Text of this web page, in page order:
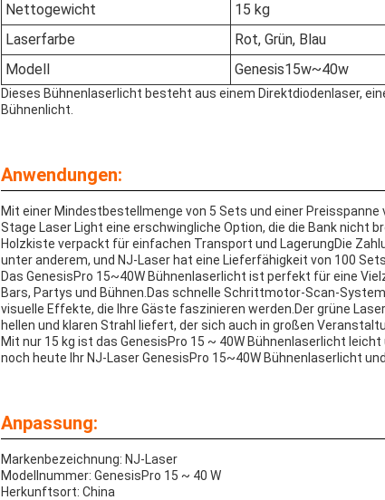
Nettogewicht
15 kg
Laserfarbe
Rot, Grün, Blau
Modell
Genesis15w~40w
Dieses Bühnenlaserlicht besteht aus einem Direktdiodenlaser,
Bühnenlicht.
Anwendungen:
Mit einer Mindestbestellmenge von 5 Sets und einer Preisspanne
Stage Laser Light eine erschwingliche Option, die die Bank nicht
Holzkiste verpackt für einfachen Transport und LagerungDie
unter anderem, und NJ-Laser hat eine Lieferfähigkeit von 100
Das GenesisPro 15~40W Bühnenlaserlicht ist perfekt für eine
Bars, Partys und Bühnen.Das schnelle Schrittmotor-Scan-
visuelle Effekte, die Ihre Gäste faszinieren werden.Der grüne
hellen und klaren Strahl liefert, der sich auch in großen
Mit nur 15 kg ist das GenesisPro 15 ~ 40W Bühnenlaserlicht
noch heute Ihr NJ-Laser GenesisPro 15~40W Bühnenlaserlicht
Anpassung:
Markenbezeichnung: NJ-Laser
Modellnummer: GenesisPro 15 ~ 40 W
Herkunftsort: China